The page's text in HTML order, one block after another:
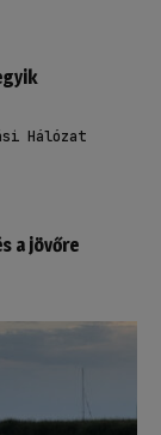
Hálózat
a jövőre